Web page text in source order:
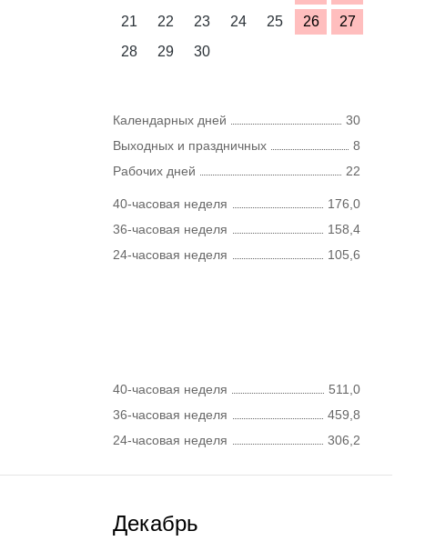
21
22 23 24 25 26
27
28
29 30
Календарных дней
30
Выходных и праздничных
8
Рабочих дней
22
40-часовая неделя
176,0
36-часовая неделя
158,4
24-часовая неделя
105,6
40-часовая неделя
511,0
36-часовая неделя
459,8
24-часовая неделя
306,2
Декабрь